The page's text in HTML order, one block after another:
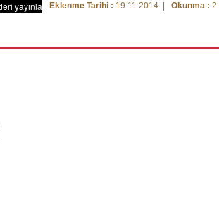
Eklenme Tarihi : 19.11.2014 | Okunma :